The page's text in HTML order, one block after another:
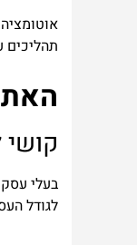
תהליכים
קושי
בעלי
לגודל